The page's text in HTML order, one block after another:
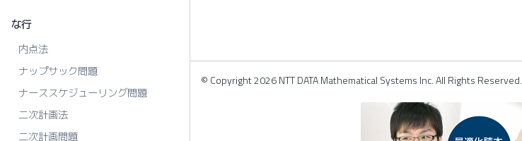
な行
内点法
ナップサック問題
ナーススケジューリング問題
二次計画法
二次計画問題
© Copyright 2026 NTT DATA Mathematical Systems Inc. All Rights Reserved.